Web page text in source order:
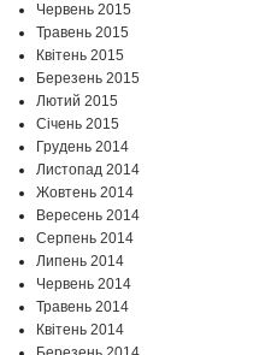
Червень 2015
Травень 2015
Квітень 2015
Березень 2015
Лютий 2015
Січень 2015
Грудень 2014
Листопад 2014
Жовтень 2014
Вересень 2014
Серпень 2014
Липень 2014
Червень 2014
Травень 2014
Квітень 2014